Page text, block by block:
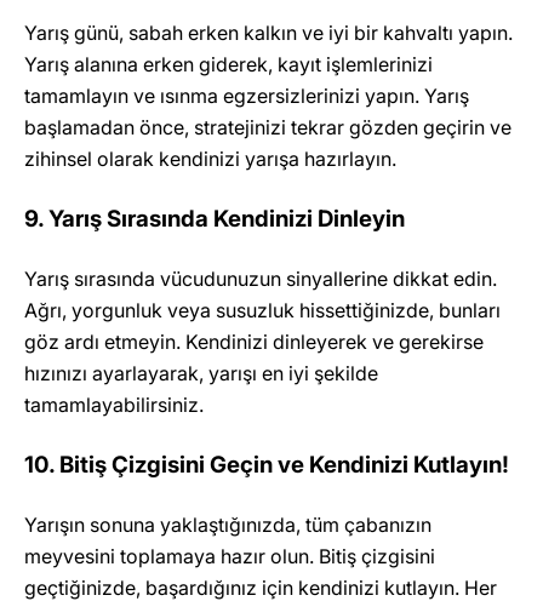
Yarış günü, sabah erken kalkın ve iyi bir kahvaltı yapın.
Yarış alanına erken giderek, kayıt işlemlerinizi
tamamlayın ve ısınma egzersizlerinizi yapın. Yarış
başlamadan önce, stratejinizi tekrar gözden geçirin ve
zihinsel olarak kendinizi yarışa hazırlayın.
9. Yarış Sırasında Kendinizi Dinleyin
Yarış sırasında vücudunuzun sinyallerine dikkat edin.
Ağrı, yorgunluk veya susuzluk hissettiğinizde, bunları
göz ardı etmeyin. Kendinizi dinleyerek ve gerekirse
hızınızı ayarlayarak, yarışı en iyi şekilde
tamamlayabilirsiniz.
10. Bitiş Çizgisini Geçin ve Kendinizi Kutlayın!
Yarışın sonuna yaklaştığınızda, tüm çabanızın
meyvesini toplamaya hazır olun. Bitiş çizgisini
geçtiğinizde, başardığınız için kendinizi kutlayın. Her